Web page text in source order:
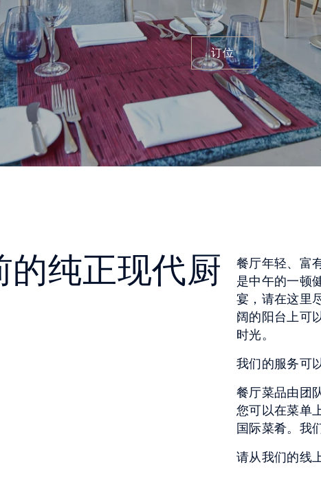
订位
的纯正现代厨
餐厅年轻、富
是中午的一顿
宴，请在这里
阔的阳台上可
时光。
我们的服务可
餐厅菜品由团
您可以在菜单
国际菜肴。我
请从我们的线